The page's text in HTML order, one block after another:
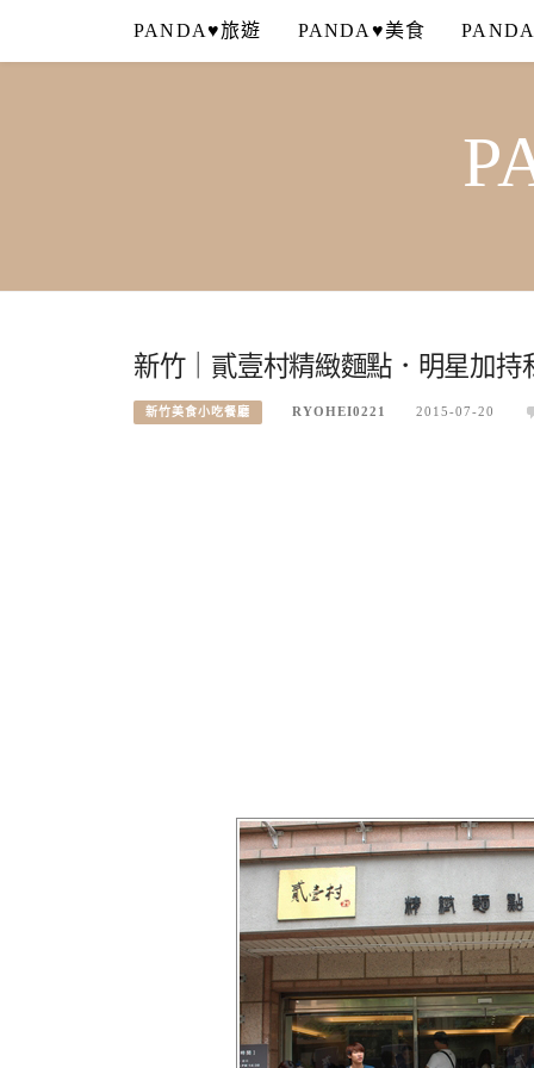
content
PANDA♥旅遊 PANDA♥美食
新竹｜貳壹村精緻麵點．明星加持
新竹美食小吃餐廳 RYOHEI0221 2015-07-20